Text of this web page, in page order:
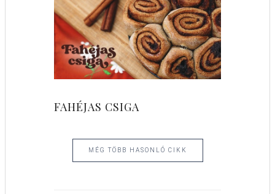
FAHÉJAS CSIGA
MÉG TÖBB HASONLÓ CIKK